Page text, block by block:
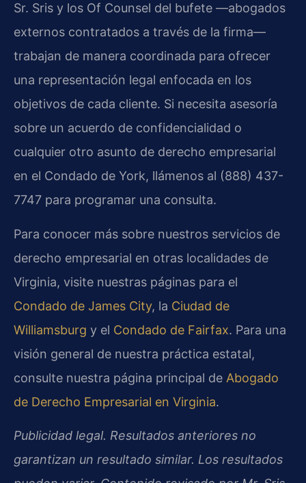
Sr. Sris y los Of Counsel del bufete —abogados
externos contratados a través de la firma—
trabajan de manera coordinada para ofrecer
una representación legal enfocada en los
objetivos de cada cliente. Si necesita asesoría
sobre un acuerdo de confidencialidad o
cualquier otro asunto de derecho empresarial
en el Condado de York, llámenos al (888) 437-
7747 para programar una consulta.
Para conocer más sobre nuestros servicios de
derecho empresarial en otras localidades de
Virginia, visite nuestras páginas para el
Condado de James City, la Ciudad de
Williamsburg y el Condado de Fairfax. Para una
visión general de nuestra práctica estatal,
consulte nuestra página principal de Abogado
de Derecho Empresarial en Virginia.
Publicidad legal. Resultados anteriores no
garantizan un resultado similar. Los resultados